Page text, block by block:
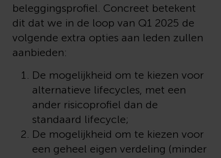
beleggingsprofiel. Concreet betekent
dit dat we in de loop van Q1 2025 de
volgende extra opties aan leden zullen
aanbieden:
De mogelijkheid om te kiezen voor
alternatieve lifecycles, met een
ander risicoprofiel dan de
standaard lifecycle;
De mogelijkheid om te kiezen voor
een geheel eigen verdeling (minder